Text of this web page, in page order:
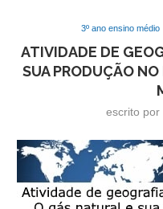
3º ano ensino médio
ATIVIDADE DE
SUA PRODUÇÃO
escrito por